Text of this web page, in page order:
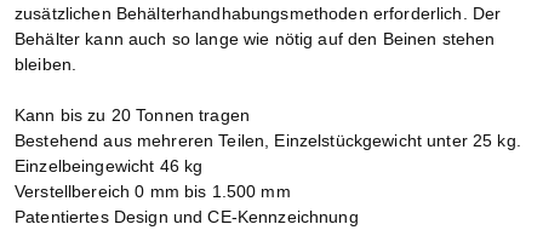
zusätzlichen Behälterhandhabungsmethoden erforderlich. Der
Behälter kann auch so lange wie nötig auf den Beinen stehen
bleiben.
Kann bis zu 20 Tonnen tragen
Bestehend aus mehreren Teilen, Einzelstückgewicht unter 25 kg.
Einzelbeingewicht 46 kg
Verstellbereich 0 mm bis 1.500 mm
Patentiertes Design und CE-Kennzeichnung